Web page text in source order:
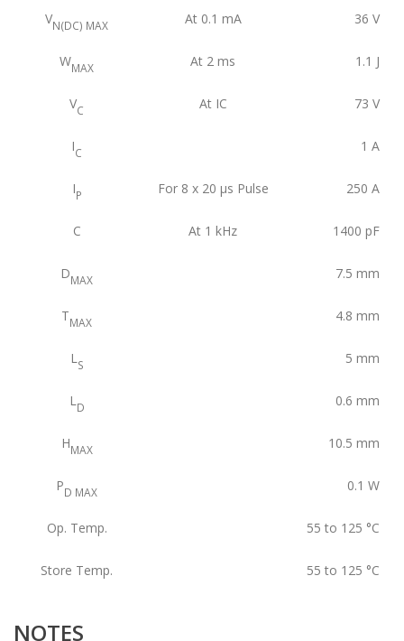
VN(DC) MAX At 0.1 mA 36 V
WMAX At 2 ms 1.1 J
VC At IC 73 V
IC 1 A
IP For 8 x 20 μs Pulse 250 A
C At 1 kHz 1400 pF
DMAX 7.5 mm
TMAX 4.8 mm
LS 5 mm
LD 0.6 mm
HMAX 10.5 mm
PD MAX 0.1 W
Op. Temp. 55 to 125 °C
Store Temp. 55 to 125 °C
NOTES